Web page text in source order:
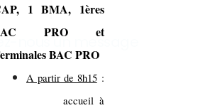
1 BMA, 1ères
PRO et
BAC PRO
A partir de 8h15:
accueil à
nous un message